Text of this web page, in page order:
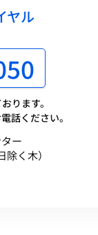
ヤル
ります。
話ください。
ー
除く木）